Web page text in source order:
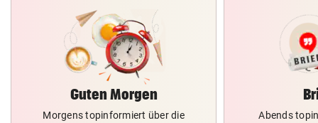
Guten Morgen
Morgens topinformiert über die
Abends